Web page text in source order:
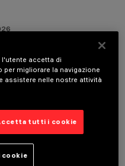
use monochrome LED
Ceiling- and wall-
for DMX driver and
separately). Extruded
zamak die-cast end caps
with liquid acrylic paint
ray resistance. The top
l'utente accetta di
migliorare la navigazione
assistere nelle nostre attività
tutti i cookie
cookie